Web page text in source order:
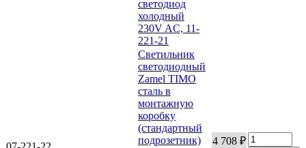
светодиод
холодный
230V AC, 11-
221-21
Светильник
светодиодный
Zamel TIMO
сталь в
монтажную
коробку
(стандартный
подрозетник)
4 708 ₽